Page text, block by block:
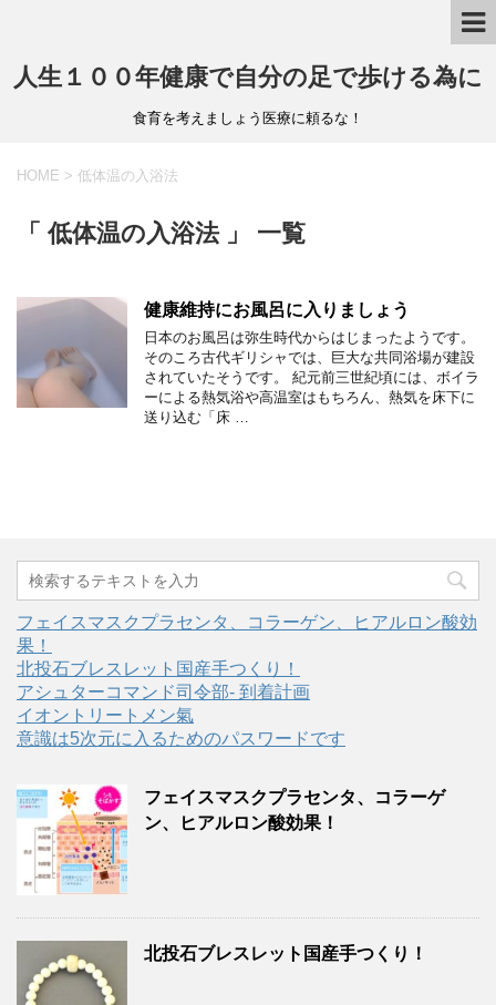
人生１００年健康で自分の足で歩ける為に
食育を考えましょう医療に頼るな！
HOME > 低体温の入浴法
「 低体温の入浴法 」 一覧
健康維持にお風呂に入りましょう
日本のお風呂は弥生時代からはじまったようです。
そのころ古代ギリシャでは、巨大な共同浴場が建設
されていたそうです。 紀元前三世紀頃には、ボイラ
ーによる熱気浴や高温室はもちろん、熱気を床下に
送り込む「床 …
フェイスマスクプラセンタ、コラーゲン、ヒアルロン酸効
果！
北投石ブレスレット国産手つくり！
アシュターコマンド司令部- 到着計画
イオントリートメン氣
意識は5次元に入るためのパスワードです
フェイスマスクプラセンタ、コラーゲ
ン、ヒアルロン酸効果！
北投石ブレスレット国産手つくり！